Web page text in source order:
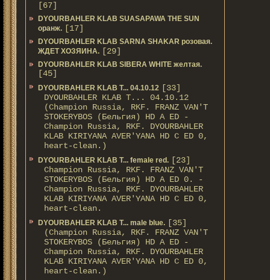
[67]
DYOURBAHLER KLAB SUASAPAWA THE SUN
оранж. [17]
DYOURBAHLER KLAB SARNA SHAKAR розовая.
ЖДЕТ ХОЗЯИНА. [29]
DYOURBAHLER KLAB SIBERA WHITE желтая.
[45]
DYOURBAHLER KLAB T... 04.10.12 [33]
DYOURBAHLER KLAB T... 04.10.12
(Champion Russia, RKF. FRANZ VAN'T
STOKERYBOS (Бельгия) HD А ED -
Champion Russia, RKF. DYOURBAHLER
KLAB KIRIYANA AVER'YANA HD С ED 0,
heart-clean.)
DYOURBAHLER KLAB T... female red. [23]
Champion Russia, RKF. FRANZ VAN'T
STOKERYBOS (Бельгия) HD А ED 0. -
Champion Russia, RKF. DYOURBAHLER
KLAB KIRIYANA AVER'YANA HD С ED 0,
heart-clean.
DYOURBAHLER KLAB T... male blue. [35]
(Champion Russia, RKF. FRANZ VAN'T
STOKERYBOS (Бельгия) HD А ED -
Champion Russia, RKF. DYOURBAHLER
KLAB KIRIYANA AVER'YANA HD С ED 0,
heart-clean.)